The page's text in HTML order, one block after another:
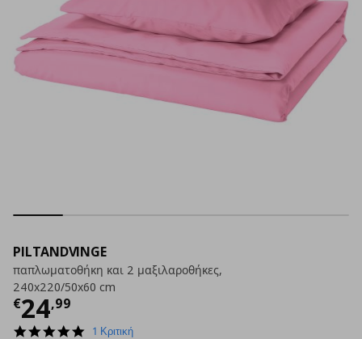
PILTANDVINGE
παπλωματοθήκη και 2 μαξιλαροθήκες,
240x220/50x60 cm
€24,99
Τρέχουσα τιμή
5.01 Κριτική